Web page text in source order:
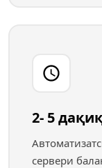
2- 5
сервери